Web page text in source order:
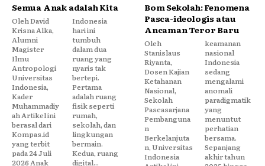
Semua Anak adalah Kita
Oleh David
Krisna Alka,
Alumni
Magister
Ilmu
Antropologi
Universitas
Indonesia,
Kader
Muhammadiy
ah Artikel ini
berasal dari
Kompas.id
yang terbit
pada 24 Juli
2026 Anak
Indonesia
hari ini
tumbuh
dalam dua
ruang yang
nyaris tak
bertepi.
Pertama
adalah ruang
fisik seperti
rumah,
sekolah, dan
lingkungan
bermain.
Kedua, ruang
digital...
Bom Sekolah: Fenomena
Pasca-ideologis atau
Ancaman Teror Baru
Oleh
Stanislaus
Riyanta,
Dosen Kajian
Ketahanan
Nasional,
Sekolah
Pascasarjana
Pembanguna
n
Berkelanjuta
n, Universitas
Indonesia
keamanan
nasional
Indonesia
sedang
mengalami
anomali
paradigmatik
yang
menuntut
perhatian
bersama.
Sepanjang
akhir tahun